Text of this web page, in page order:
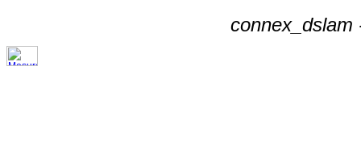
connex_dslam